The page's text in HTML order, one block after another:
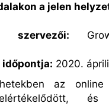
a jelen
szervezői:
időpontja: 2020.
az online